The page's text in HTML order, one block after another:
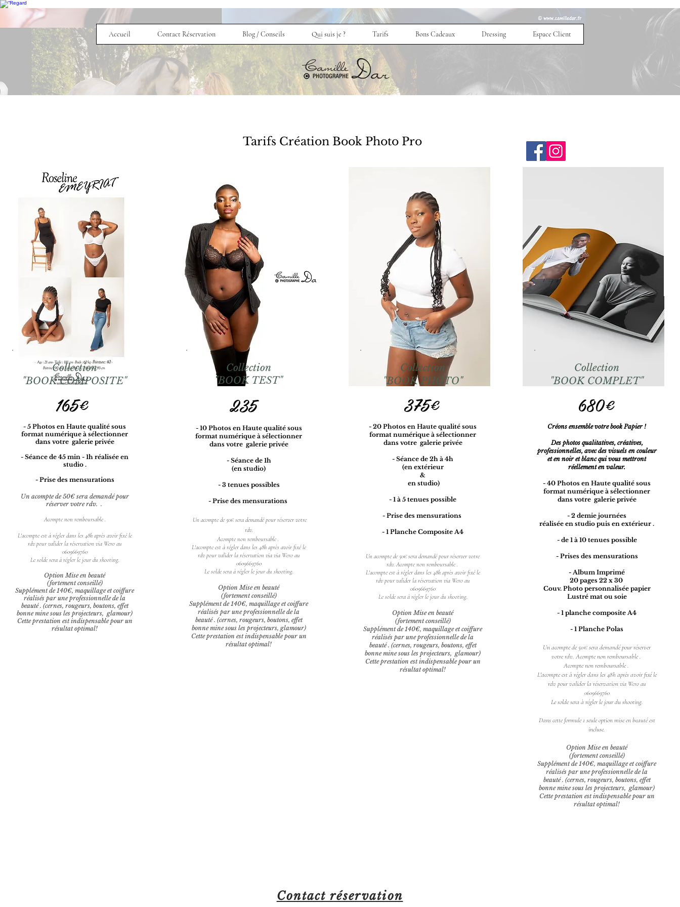
Accueil Contact Réservation Blog / Conseils Qui suis je ? Tarifs Bons Cadeaux Dressing Espace Client
Tarifs Création Book Photo Pro
Collection
"BOOK COMPOSITE"
165€
- 5 Photos en Haute qualité sous
format numérique à sélectionner
dans votre galerie privée
- Séance de 45 min - 1h réalisée en
studio .
- Prise des mensurations
Un acompte de 50€ sera demandé pour
réserver votre rdv. .
Acompte non remboursable .
L'acompte est à régler dans les 48h après avoir fixé le
rdv pour valider la réservation via Wero au
0609669760
Le solde sera à régler le jour du shooting.
Option Mise en beauté
(fortement conseillé)
Supplément de 140€, maquillage et coiffure
réalisés par une professionnelle de la
beauté . (cernes, rougeurs, boutons, effet
bonne mine sous les projecteurs, glamour)
Cette prestation est indispensable pour un
résultat optimal!
Collection
"BOOK TEST"
235
- 10 Photos en Haute qualité sous
format numérique à sélectionner
dans votre galerie privée
- Séance de 1h
(en studio)
- 3 tenues possibles
- Prise des mensurations
Un acompte de 50€ sera demandé pour réserver votre
rdv.
Acompte non remboursable .
L'acompte est à régler dans les 48h après avoir fixé le
rdv pour valider la réservation via via Wero au
0609669760
Le solde sera à régler le jour du shooting.
Option Mise en beauté
(fortement conseillé)
Supplément de 140€, maquillage et coiffure
réalisés par une professionnelle de la
beauté . (cernes, rougeurs, boutons, effet
bonne mine sous les projecteurs, glamour)
Cette prestation est indispensable pour un
résultat optimal!
Collection
"BOOK PHOTO"
375€
- 20 Photos en Haute qualité sous
format numérique à sélectionner
dans votre galerie privée
- Séance de 2h à 4h
(en extérieur
&
en studio)
- 1 à 5 tenues possible
- Prise des mensurations
- 1 Planche Composite A4
Un acompte de 50€ sera demandé pour réserver votre
rdv. Acompte non remboursable .
L'acompte est à régler dans les 48h après avoir fixé le
rdv pour valider la réservation via Wero au
0609669760
Le solde sera à régler le jour du shooting.
Option Mise en beauté
(fortement conseillé)
Supplément de 140€, maquillage et coiffure
réalisés par une professionnelle de la
beauté . (cernes, rougeurs, boutons, effet
bonne mine sous les projecteurs, glamour)
Cette prestation est indispensable pour un
résultat optimal!
Collection
"BOOK COMPLET"
680€
Créons ensemble votre book Papier !
Des photos qualitatives, créatives,
professionnelles, avec des visuels en couleur
et en noir et blanc qui vous mettront
réellement en valeur.
- 40 Photos en Haute qualité sous
format numérique à sélectionner
dans votre galerie privée
- 2 demie journées​
réalisée en studio puis en extérieur .
- de 1 à 10 tenues possible
- Prises des mensurations
- Album Imprimé
20 pages 22 x 30
Couv. Photo personnalisée papier
Lustré mat ou soie
- 1 planche composite A4
- 1 Planche Polas
Un acompte de 50€ sera demandé pour réserver
votre rdv. Acompte non remboursable .
Acompte non remboursable .
L'acompte est à régler dans les 48h après avoir fixé le
rdv pour valider la réservation via Wero au
0609669760
Le solde sera à régler le jour du shooting.
Dans cette formule 1 seule option mise en beauté est
incluse.
Option Mise en beauté
(fortement conseillé)
Supplément de 140€, maquillage et coiffure
réalisés par une professionnelle de la
beauté . (cernes, rougeurs, boutons, effet
bonne mine sous les projecteurs, glamour)
Cette prestation est indispensable pour un
résultat optimal!
Contact réservation